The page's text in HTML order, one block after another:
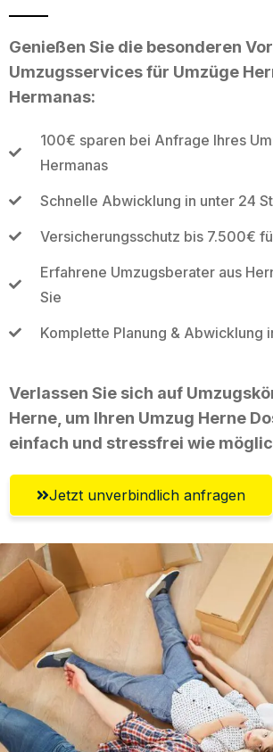
Genießen Sie die besonderen
Umzugsservices für Umzüge
Hermanas:
100€ sparen bei Anfrage Ihres
Hermanas
Schnelle Abwicklung in unter 24
Versicherungsschutz bis 7.500€
Erfahrene Umzugsberater aus
Sie
Komplette Planung & Abwicklung
Verlassen Sie sich auf
Herne, um Ihren Umzug Herne
einfach und stressfrei wie
Jetzt unverbindlich anfragen